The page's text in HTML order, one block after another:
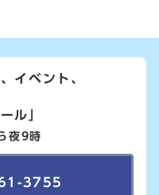
イベント、
ル」
夜9時
3755